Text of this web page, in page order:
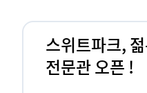
스위트파크,
전문관 오픈 !